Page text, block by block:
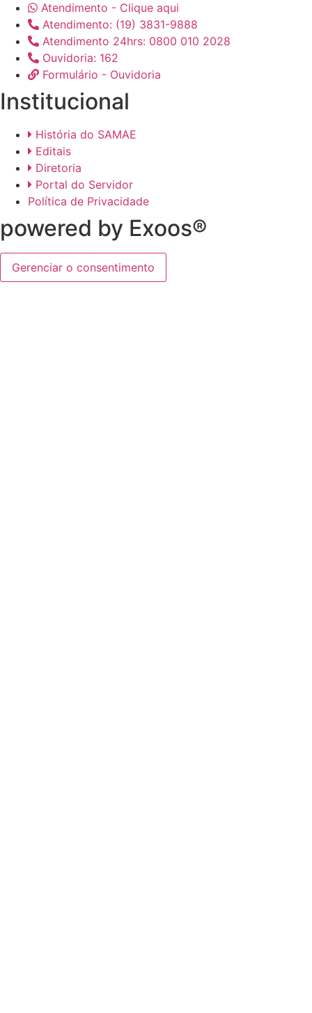
Atendimento - Clique aqui
Atendimento: (19) 3831-9888
Atendimento 24hrs: 0800 010 2028
Ouvidoria: 162
Formulário - Ouvidoria
Institucional
História do SAMAE
Editais
Diretoria
Portal do Servidor
Política de Privacidade
powered by Exoos®
Gerenciar o consentimento